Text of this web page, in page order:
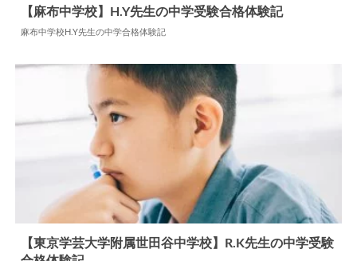
【麻布中学校】H.Y先生の中学受験合格体験記
麻布中学校H.Y先生の中学合格体験記
【東京学芸大学附属世田谷中学校】R.K先生の中学受験